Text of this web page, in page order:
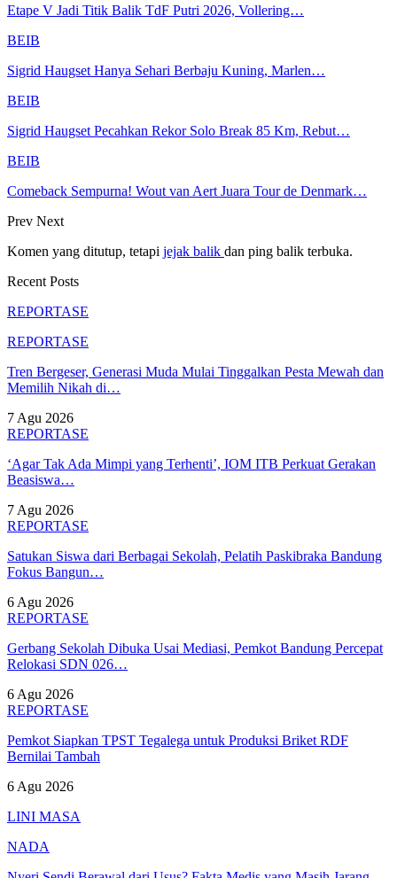
Etape V Jadi Titik Balik TdF Putri 2026, Vollering…
BEIB
Sigrid Haugset Hanya Sehari Berbaju Kuning, Marlen…
BEIB
Sigrid Haugset Pecahkan Rekor Solo Break 85 Km, Rebut…
BEIB
Comeback Sempurna! Wout van Aert Juara Tour de Denmark…
Prev Next
Komen yang ditutup, tetapi jejak balik dan ping balik terbuka.
Recent Posts
REPORTASE
REPORTASE
Tren Bergeser, Generasi Muda Mulai Tinggalkan Pesta Mewah dan
Memilih Nikah di…
7 Agu 2026
REPORTASE
‘Agar Tak Ada Mimpi yang Terhenti’, IOM ITB Perkuat Gerakan
Beasiswa…
7 Agu 2026
REPORTASE
Satukan Siswa dari Berbagai Sekolah, Pelatih Paskibraka Bandung
Fokus Bangun…
6 Agu 2026
REPORTASE
Gerbang Sekolah Dibuka Usai Mediasi, Pemkot Bandung Percepat
Relokasi SDN 026…
6 Agu 2026
REPORTASE
Pemkot Siapkan TPST Tegalega untuk Produksi Briket RDF
Bernilai Tambah
6 Agu 2026
LINI MASA
NADA